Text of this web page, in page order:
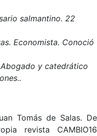
salmantino. 22
Economista. Conoció
y catedrático
Tomás de Salas. De
revista CAMBIO16